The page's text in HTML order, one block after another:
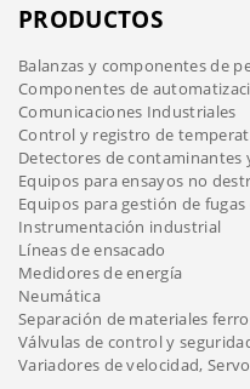
PRODUCTOS
Balanzas y componentes de
Componentes de
Comunicaciones Industriales
Control y registro de
Detectores de contaminantes
Equipos para ensayos no
Equipos para gestión de
Instrumentación industrial
Líneas de ensacado
Medidores de energía
Neumática
Separación de materiales
Válvulas de control y
Variadores de velocidad,